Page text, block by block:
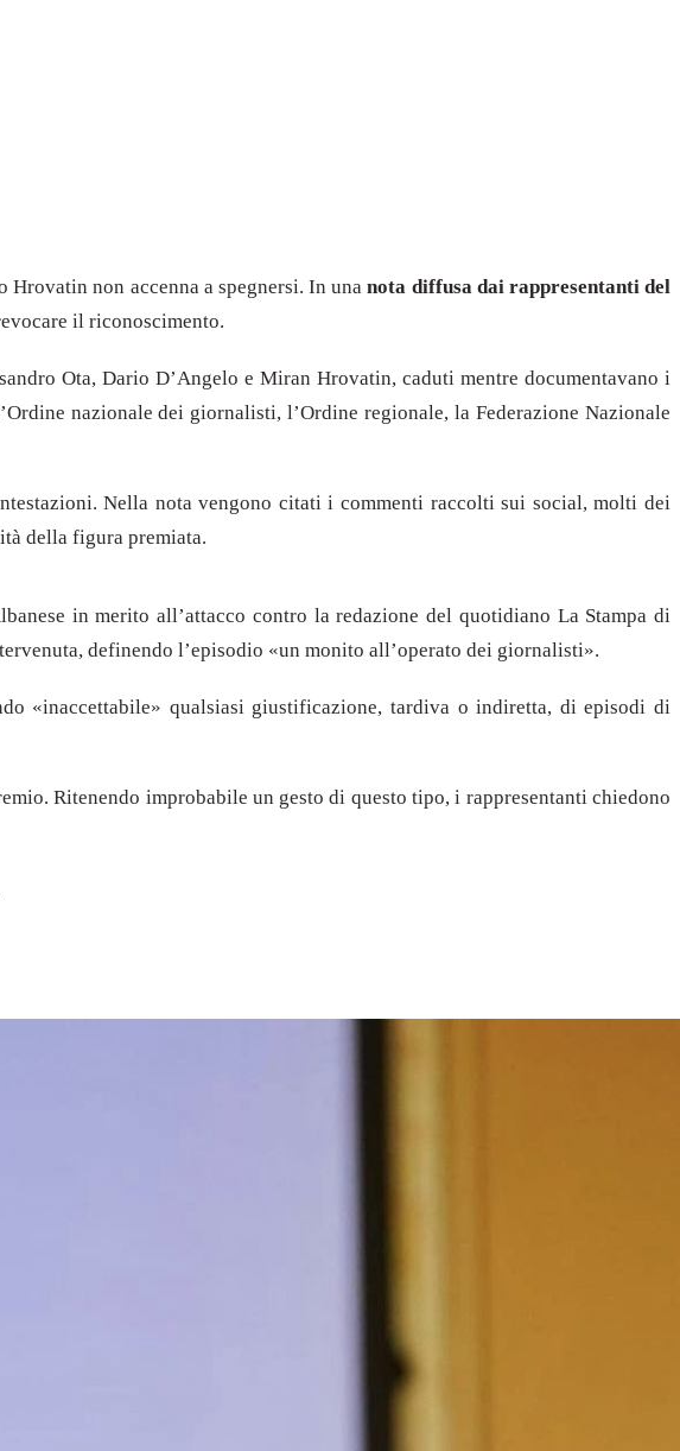
Hrovatin non accenna a spegnersi. In unanota diffusa dai rappresentanti del
il riconoscimento.
Ota, Dario D’Angelo e Miran Hrovatin, caduti mentre documentavano i
nazionale dei giornalisti, l’Ordine regionale, la Federazione Nazionale
Nella nota vengono citati i commenti raccolti sui social, molti dei
della figura premiata.
in merito all’attacco contro la redazione del quotidiano La Stampa di
definendo l’episodio «un monito all’operato dei giornalisti».
«inaccettabile» qualsiasi giustificazione, tardiva o indiretta, di episodi di
Ritenendo improbabile un gesto di questo tipo, i rappresentanti chiedono